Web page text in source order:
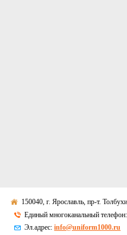
150040, г. Ярославль, пр-т.
Единый многоканальный
Эл.адрес:info@uniform1000.ru